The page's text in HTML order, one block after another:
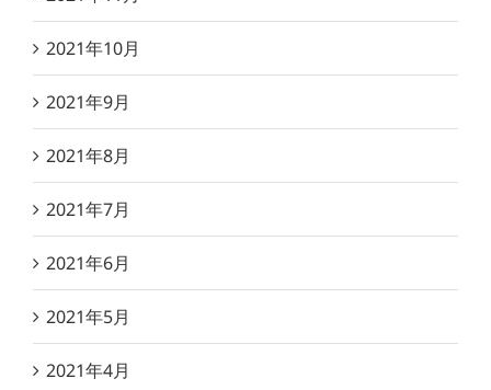
2021年10月
2021年9月
2021年8月
2021年7月
2021年6月
2021年5月
2021年4月